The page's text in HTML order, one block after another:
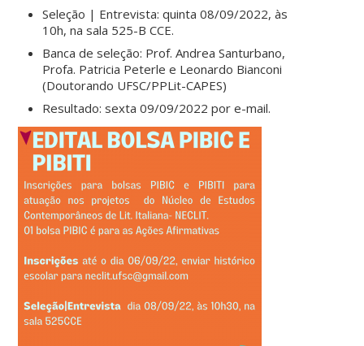
Seleção | Entrevista: quinta 08/09/2022, às
10h, na sala 525-B CCE.
Banca de seleção: Prof. Andrea Santurbano,
Profa. Patricia Peterle e Leonardo Bianconi
(Doutorando UFSC/PPLit-CAPES)
Resultado: sexta 09/09/2022 por e-mail.